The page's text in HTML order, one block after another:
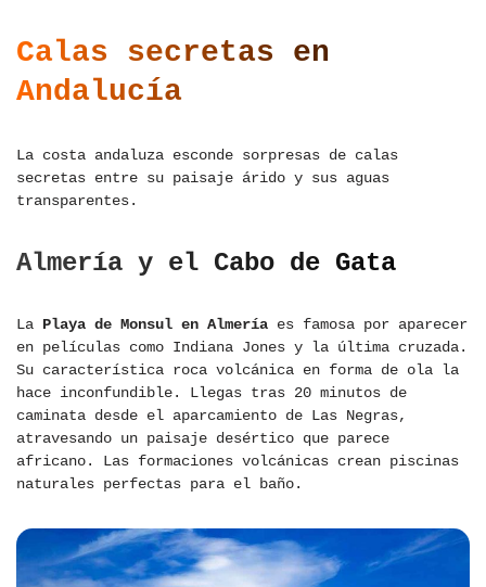
Calas secretas en
Andalucía
La costa andaluza esconde sorpresas de calas
secretas entre su paisaje árido y sus aguas
transparentes.
Almería y el Cabo de Gata
La Playa de Monsul en Almería es famosa por aparecer
en películas como Indiana Jones y la última cruzada.
Su característica roca volcánica en forma de ola la
hace inconfundible. Llegas tras 20 minutos de
caminata desde el aparcamiento de Las Negras,
atravesando un paisaje desértico que parece
africano. Las formaciones volcánicas crean piscinas
naturales perfectas para el baño.